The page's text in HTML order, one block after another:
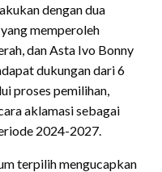
dengan dua
memperoleh
dan Asta Ivo Bonny
dukungan dari 6
proses pemilihan,
aklamasi sebagai
2024-2027.
terpilih mengucapkan